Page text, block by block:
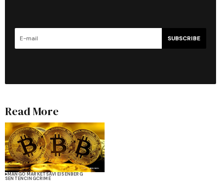
SUBSCRIBE
Read More
MANGO MARKETSAVI EISENBERG
SENTENCINGCRIME